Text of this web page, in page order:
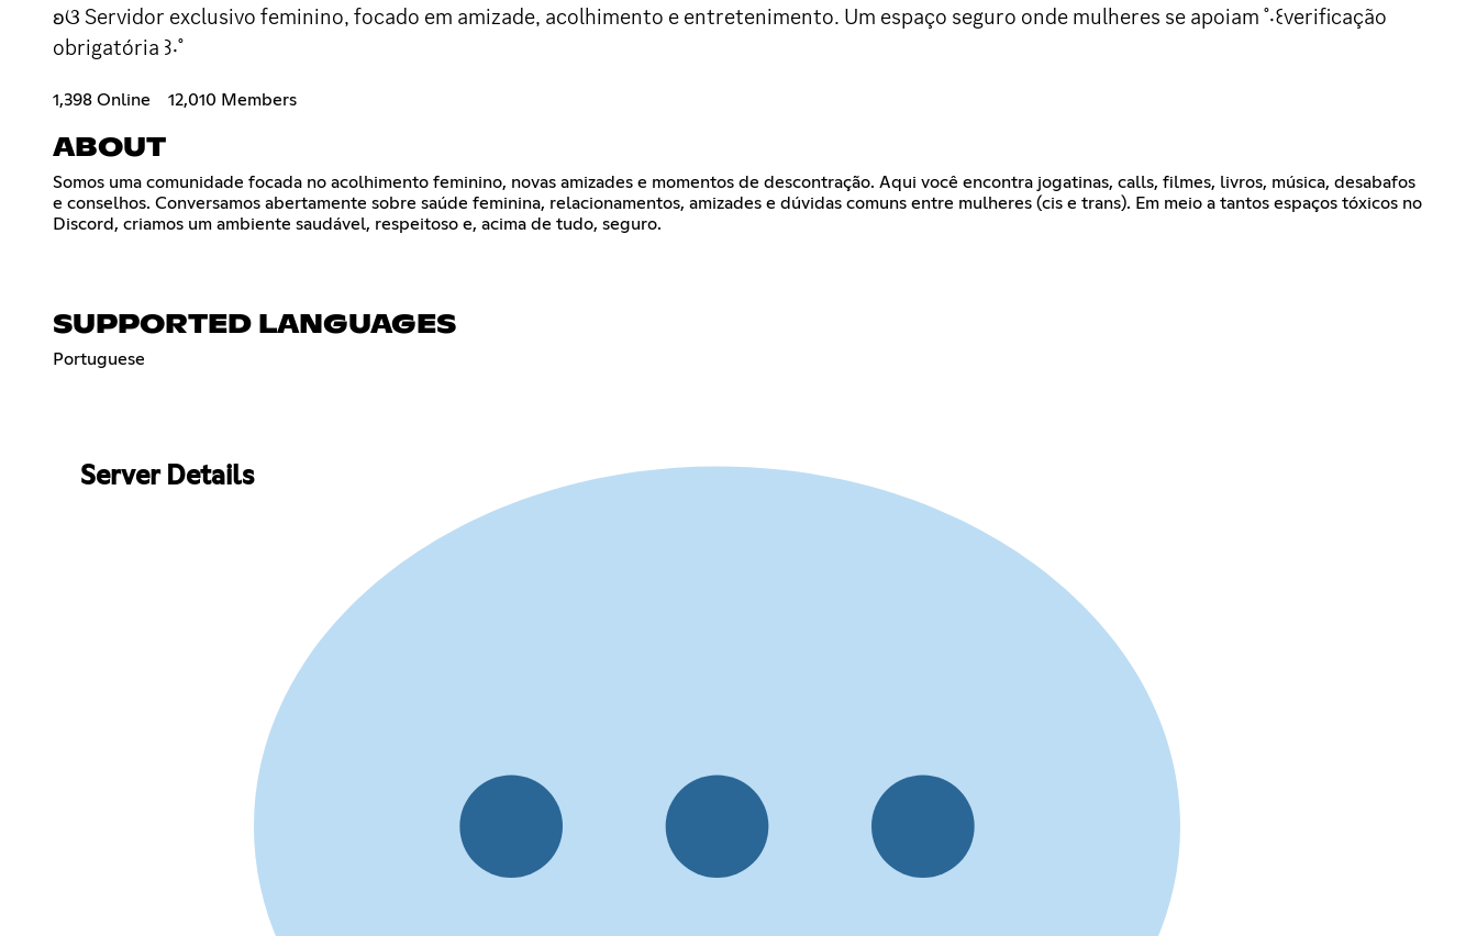
ʚଓ Servidor exclusivo feminino, focado em amizade, acolhimento e entretenimento. Um espaço seguro onde mulheres se apoiam ˚‧꒰verificação
obrigatória ꒱‧˚
1,398 Online 12,010 Members
ABOUT
Somos uma comunidade focada no acolhimento feminino, novas amizades e momentos de descontração. Aqui você encontra jogatinas, calls, filmes, livros, música, desabafos
e conselhos. Conversamos abertamente sobre saúde feminina, relacionamentos, amizades e dúvidas comuns entre mulheres (cis e trans). Em meio a tantos espaços tóxicos no
Discord, criamos um ambiente saudável, respeitoso e, acima de tudo, seguro.
SUPPORTED LANGUAGES
Portuguese
Server Details